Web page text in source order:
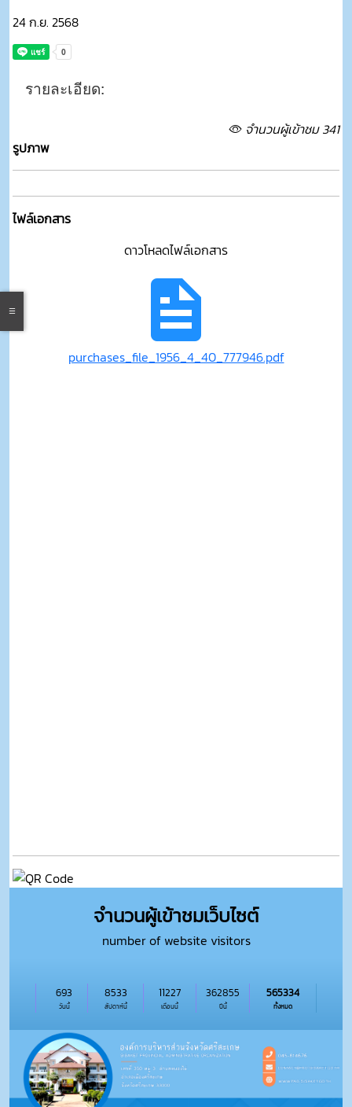
24 ก.ย. 2568
รายละเอียด:
จำนวนผู้เข้าชม 341
รูปภาพ
ไฟล์เอกสาร
ดาวโหลดไฟล์เอกสาร
purchases_file_1956_4_40_777946.pdf
จำนวนผู้เข้าชมเว็บไซต์
number of website visitors
วันนี้
693
สัปดาห์นี้
8533
เดือนนี้
11227
ปีนี้
362855
ทั้งหมด
565334